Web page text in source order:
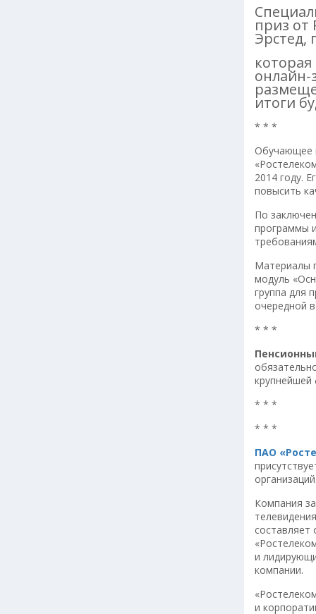
приз от
Эрстед,
онлайн-
итоги
* * *
Обучающее
2014 году.
повысить
По
программы
Материалы
модуль
группа для
очередной
* * *
крупнейшей
* * *
* * *
ПАО
Компания
и
компании.
и